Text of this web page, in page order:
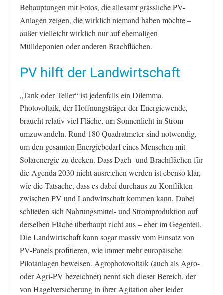
Behauptungen mit Fotos, die allesamt grässliche PV-
Anlagen zeigen, die wirklich niemand haben möchte –
außer vielleicht wirklich nur auf ehemaligen
Mülldeponien oder anderen Brachflächen.
PV hilft der Landwirtschaft
„Tank oder Teller“ ist jedenfalls ein Dilemma.
Photovoltaik, der Hoffnungsträger der Energiewende,
braucht relativ viel Fläche, um Sonnenlicht in Strom
umzuwandeln. Rund 180 Quadratmeter sind notwendig,
um den gesamten Energiebedarf eines Menschen mit
Solarenergie zu decken. Dass Dach- und Brachflächen für
die Agenda 2030 nicht ausreichen werden ist ebenso klar,
wie die Tatsache, dass es dabei durchaus zu Konflikten
zwischen PV und Landwirtschaft kommen kann. Dabei
schließen sich Nahrungsmittel- und Stromproduktion auf
derselben Fläche überhaupt nicht aus – eher im Gegenteil.
Die Landwirtschaft kann sogar massiv vom Einsatz von
PV-Panels profitieren, wie immer mehr europäische
Pilotanlagen beweisen. Agrophotovoltaik (auch als Agro-
oder Agri-PV bezeichnet) nennt sich dieser Bereich, der
von Hagelversicherung in ihrer Agitation aber leider